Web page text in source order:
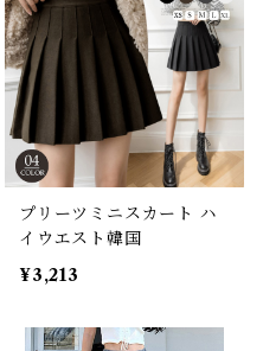
プリーツミニスカート ハ
イウエスト韓国
¥3,213